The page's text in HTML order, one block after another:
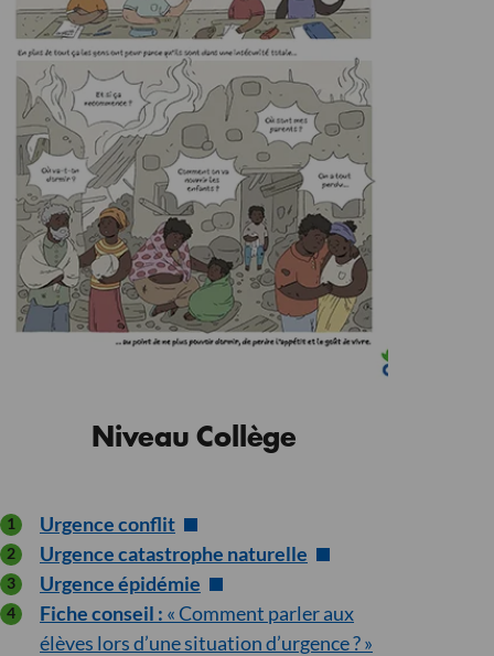
Niveau Collège
Urgence conflit
Urgence catastrophe naturelle
Urgence épidémie
Fiche conseil : « Comment parler aux
élèves lors d’une situation d’urgence ? »